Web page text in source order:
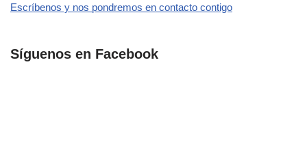
Escríbenos y nos pondremos en contacto contigo
Síguenos en Facebook